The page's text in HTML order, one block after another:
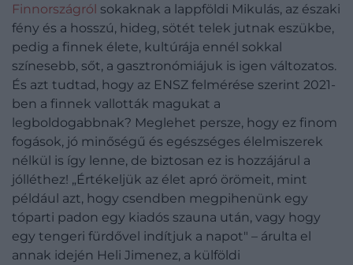
Finnországról sokaknak a lappföldi Mikulás, az északi
fény és a hosszú, hideg, sötét telek jutnak eszükbe,
pedig a finnek élete, kultúrája ennél sokkal
színesebb, sőt, a gasztronómiájuk is igen változatos.
És azt tudtad, hogy az ENSZ felmérése szerint 2021-
ben a finnek vallották magukat a
legboldogabbnak? Meglehet persze, hogy ez finom
fogások, jó minőségű és egészséges élelmiszerek
nélkül is így lenne, de biztosan ez is hozzájárul a
jólléthez! „Értékeljük az élet apró örömeit, mint
például azt, hogy csendben megpihenünk egy
tóparti padon egy kiadós szauna után, vagy hogy
egy tengeri fürdővel indítjuk a napot" – árulta el
annak idején Heli Jimenez, a külföldi